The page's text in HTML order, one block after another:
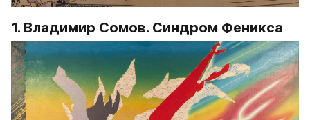
1. Владимир Сомов. Синдром Феникса